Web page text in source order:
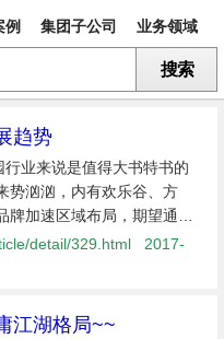
例 集团子公司 业务领域
搜索
趋势
业来说是值得大书特书的
势汹汹，内有欢乐谷、方
牌加速区域布局，期望通过
，形成合力出击。然而，在
表面风光无限的主题公园，
detail/329.html
2017-
江湖格局~~